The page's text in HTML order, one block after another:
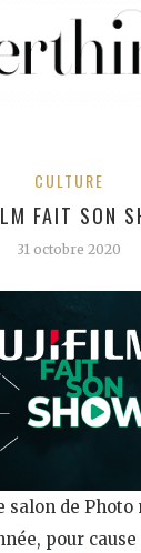
CULTURE
FAIT SON
31 octobre 2020
salon de Photo
pour